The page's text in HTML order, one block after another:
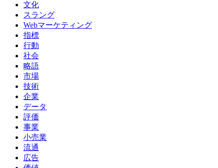
文化
スラング
Webマーケティング
指標
行動
社会
略語
市場
技術
企業
データ
評価
事業
小売業
流通
広告